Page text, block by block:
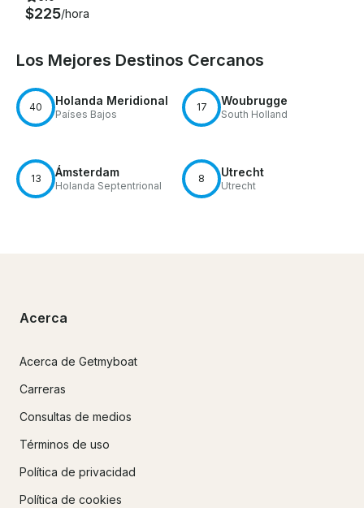
$225/hora
Los Mejores Destinos Cercanos
40 Holanda Meridional
Países Bajos
17 Woubrugge
South Holland
13 Ámsterdam
Holanda Septentrional
8 Utrecht
Utrecht
Acerca
Acerca de Getmyboat
Carreras
Consultas de medios
Términos de uso
Política de privacidad
Política de cookies